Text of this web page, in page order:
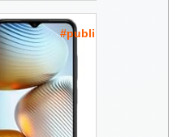
#publi